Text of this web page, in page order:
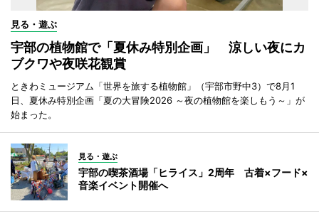
見る・遊ぶ
宇部の植物館で「夏休み特別企画」 涼しい夜にカ
ブクワや夜咲花観賞
ときわミュージアム「世界を旅する植物館」（宇部市野中3）で8月1
日、夏休み特別企画「夏の大冒険2026 ～夜の植物館を楽しもう～」が
始まった。
見る・遊ぶ
宇部の喫茶酒場「ヒライス」2周年 古着×フード×
音楽イベント開催へ